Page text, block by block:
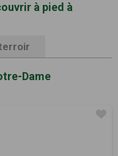
à pied à
Dame